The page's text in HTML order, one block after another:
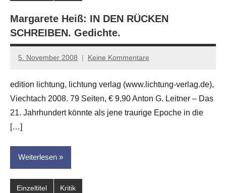
Margarete Heiß: IN DEN RÜCKEN
SCHREIBEN. Gedichte.
5. November 2008
Anton
Leitner
Keine Kommentare
edition lichtung, lichtung verlag (www.lichtung-verlag.de),
Viechtach 2008. 79 Seiten, € 9,90 Anton G. Leitner – Das
21. Jahrhundert könnte als jene traurige Epoche in die
[…]
Weiterlesen
Einzeltitel Kritik